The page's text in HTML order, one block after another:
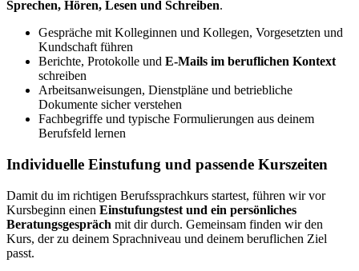
Sprechen, Hören, Lesen und Schreiben.
Gespräche mit Kolleginnen und Kollegen, Vorgesetzten und
Kundschaft führen
Berichte, Protokolle und E-Mails im beruflichen Kontext
schreiben
Arbeitsanweisungen, Dienstpläne und betriebliche
Dokumente sicher verstehen
Fachbegriffe und typische Formulierungen aus deinem
Berufsfeld lernen
Individuelle Einstufung und passende Kurszeiten
Damit du im richtigen Berufssprachkurs startest, führen wir vor
Kursbeginn einen Einstufungstest und ein persönliches
Beratungsgespräch mit dir durch. Gemeinsam finden wir den
Kurs, der zu deinem Sprachniveau und deinem beruflichen Ziel
passt.